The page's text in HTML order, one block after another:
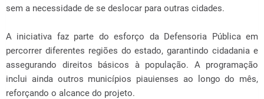
sem a necessidade de se deslocar para outras cidades.
A iniciativa faz parte do esforço da Defensoria Pública em
percorrer diferentes regiões do estado, garantindo cidadania e
assegurando direitos básicos à população. A programação
inclui ainda outros municípios piauienses ao longo do mês,
reforçando o alcance do projeto.